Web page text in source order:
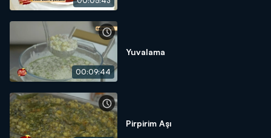
00:09:44
Yuvalama
Pirpirim Aşı